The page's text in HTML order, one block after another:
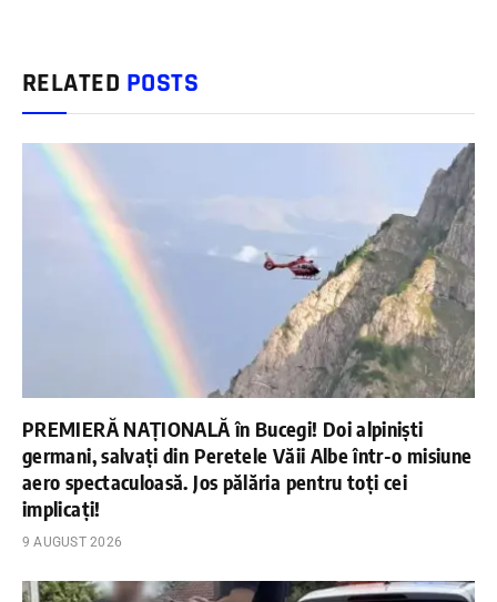
RELATED POSTS
PREMIERĂ NAȚIONALĂ în Bucegi! Doi alpiniști
germani, salvați din Peretele Văii Albe într-o misiune
aero spectaculoasă. Jos pălăria pentru toți cei
implicați!
9 AUGUST 2026